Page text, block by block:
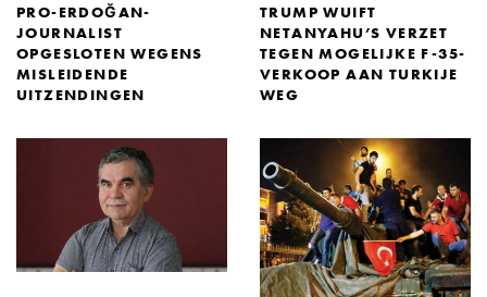
PRO-ERDOĞAN-
JOURNALIST
OPGESLOTEN WEGENS
MISLEIDENDE
UITZENDINGEN
TRUMP WUIFT
NETANYAHU’S VERZET
TEGEN MOGELIJKE F-35-
VERKOOP AAN TURKIJE
WEG